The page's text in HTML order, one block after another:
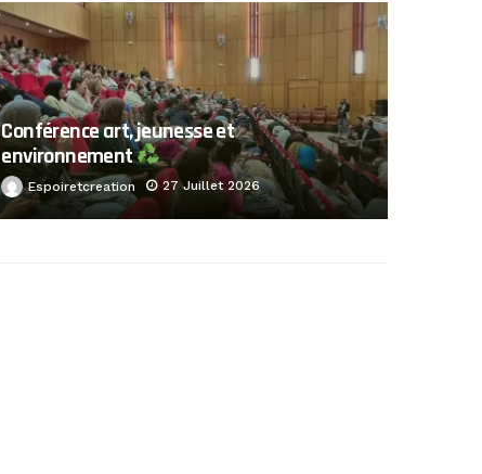
Conférence art, jeunesse et
environnement
Espoiretcreation 27 Juillet 2026